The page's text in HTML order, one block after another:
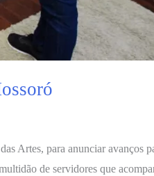
Artes, para anunciar avanços
de servidores que